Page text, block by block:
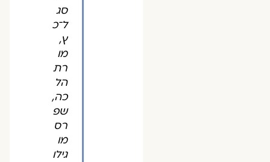
סג
ל־כ
ץ,
מו
רת
הל
כה,
שפ
רס
מו
גילו